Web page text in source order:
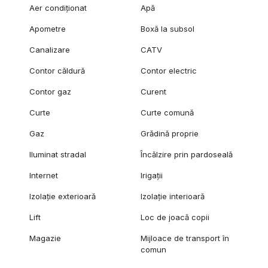
peste 15%.
*Prețul nu include TVA.
Pozele sunt cu caracter informativ.
Pentru mai multe detalii, nu ezitați să contactați expertul
Aer condiționat Apă
Apometre Boxă la subsol
Canalizare CATV
Contor căldură Contor electric
Contor gaz Curent
Curte Curte comună
Gaz Grădină proprie
Iluminat stradal Încălzire prin pardoseală
Internet Irigații
Izolație exterioară Izolație interioară
Lift Loc de joacă copii
Magazie
Mijloace de transport în
comun